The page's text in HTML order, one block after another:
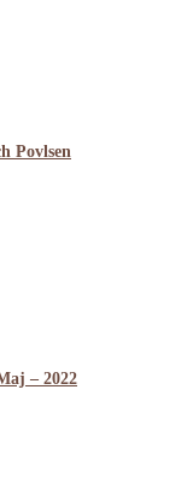
Povlsen
– 2022